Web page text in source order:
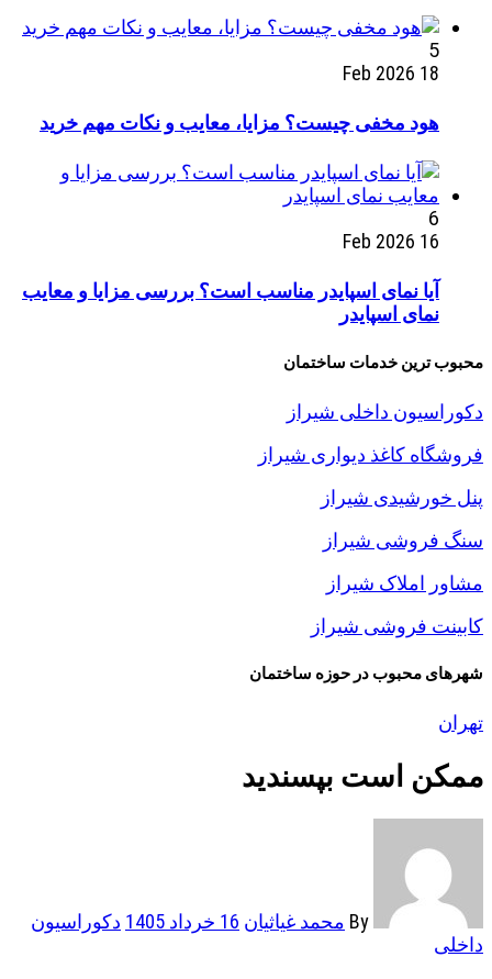
5
18 Feb 2026
هود مخفی چیست؟ مزایا، معایب و نکات مهم خرید
6
16 Feb 2026
آیا نمای اسپایدر مناسب است؟ بررسی مزایا و معایب
نمای اسپایدر
محبوب ترین خدمات ساختمان
دکوراسیون داخلی شیراز
فروشگاه کاغذ دیواری شیراز
پنل خورشیدی شیراز
سنگ فروشی شیراز
مشاور املاک شیراز
کابینت فروشی شیراز
شهرهای محبوب در حوزه ساختمان
تهران
ممکن است بپسندید
محمد غیاثیان 16 خرداد 1405
دکوراسیون
داخلی